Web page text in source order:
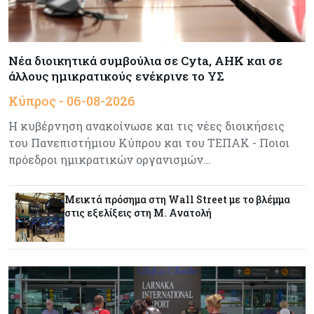
Κύπρος 06-08-2026
στο 2,9%
Κύπρος
Δήμος Λευκωσίας: Νέα εποχή για το Παλιό ΓΣΠ
– Ολοκληρώθηκε η διαδικασία ανάθεσης των
υποστατικών
Κύπρος 06-08-2026
Ούτε άσπρος ούτε μαύρος καπνός για
Ενέργεια 06-08-2026
Τσαρλς Έλληνας για GSI: «Καταντήσαμε να
είμαστε θεατές» - Πώς η Meridiam αλλάζει τα
Νέα διοικητικά συμβούλια σε Cyta, AHK και σε
άλλους ημικρατικούς ενέκρινε το ΥΣ
Κύπρος - 06-08-2026
Η κυβέρνηση ανακοίνωσε και τις νέες διοικήσεις
του Πανεπιστήμιου Κύπρου και του ΤΕΠΑΚ - Ποιοι
πρόεδροι ημικρατικών οργανισμών…
Μεικτά πρόσημα στη Wall Street με το βλέμμα
στις εξελίξεις στη Μ. Ανατολή